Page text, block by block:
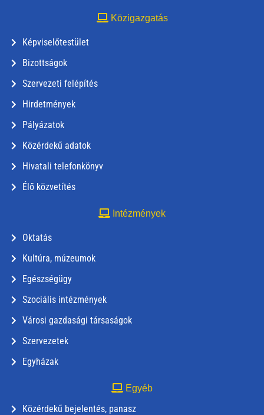
Közigazgatás
Képviselőtestület
Bizottságok
Szervezeti felépítés
Hirdetmények
Pályázatok
Közérdekű adatok
Hivatali telefonkönyv
Élő közvetítés
Intézmények
Oktatás
Kultúra, múzeumok
Egészségügy
Szociális intézmények
Városi gazdasági társaságok
Szervezetek
Egyházak
Egyéb
Közérdekű bejelentés, panasz